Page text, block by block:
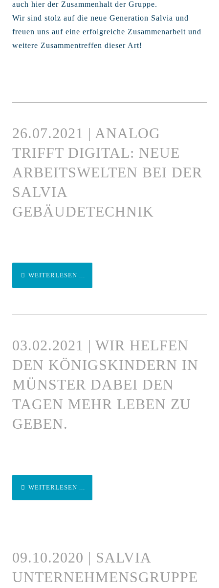
auch hier der Zusammenhalt der Gruppe.
Wir sind stolz auf die neue Generation Salvia und
freuen uns auf eine erfolgreiche Zusammenarbeit und
weitere Zusammentreffen dieser Art!
26.07.2021 | ANALOG
TRIFFT DIGITAL: NEUE
ARBEITSWELTEN BEI DER
SALVIA
GEBÄUDETECHNIK
WEITERLESEN ...
03.02.2021 | WIR HELFEN
DEN KÖNIGSKINDERN IN
MÜNSTER DABEI DEN
TAGEN MEHR LEBEN ZU
GEBEN.
WEITERLESEN ...
09.10.2020 | SALVIA
UNTERNEHMENSGRUPPE